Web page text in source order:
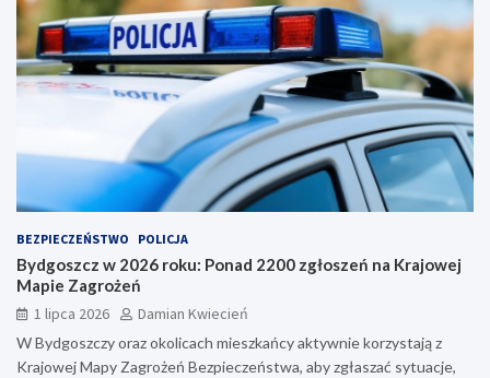
BEZPIECZEŃSTWO POLICJA
Bydgoszcz w 2026 roku: Ponad 2200 zgłoszeń na Krajowej
Mapie Zagrożeń
1 lipca 2026
Damian Kwiecień
W Bydgoszczy oraz okolicach mieszkańcy aktywnie korzystają z
Krajowej Mapy Zagrożeń Bezpieczeństwa, aby zgłaszać sytuacje,